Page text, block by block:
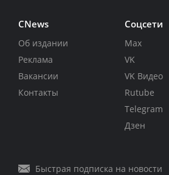
CNews
Об издании
Реклама
Вакансии
Контакты
Соцсети
Max
VK
VK Видео
Rutube
Telegram
Дзен
Быстрая подписка на новости